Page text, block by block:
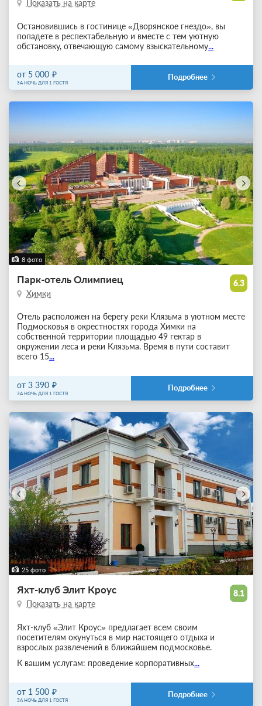
Показать на карте
Остановившись в гостинице «Дворянское гнездо», вы
попадете в респектабельную и вместе с тем уютную
обстановку, отвечающую самому взыскательному...
от 5 000
ЗА НОЧЬ ДЛЯ 1 ГОСТЯ
Подробнее
8 фото
6.3
Парк-отель Олимпиец
Химки
Отель расположен на берегу реки Клязьма в уютном месте
Подмосковья в окрестностях города Химки на
собственной территории площадью 49 гектар в
окружении леса и реки Клязьма. Время в пути составит
всего 15...
от 3 390
ЗА НОЧЬ ДЛЯ 1 ГОСТЯ
Подробнее
25 фото
8.1
Яхт-клуб Элит Кроус
Показать на карте
Яхт-клуб «Элит Кроус» предлагает всем своим
посетителям окунуться в мир настоящего отдыха и
взрослых развлечений в ближайшем подмосковье.
К вашим услугам: проведение корпоративных...
от 1 500
ЗА НОЧЬ ДЛЯ 1 ГОСТЯ
Подробнее